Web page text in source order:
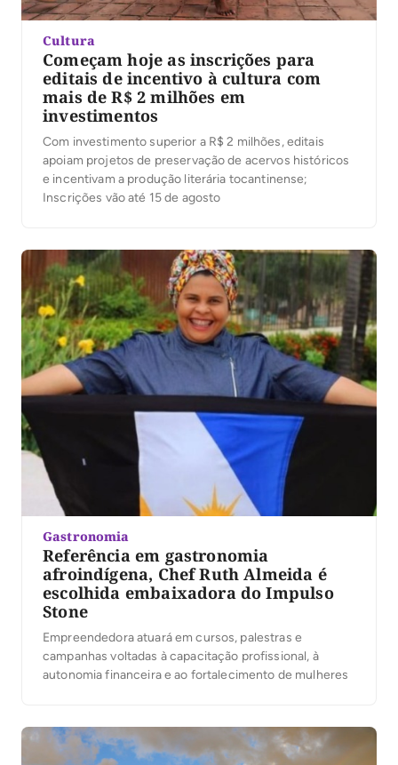
Cultura
Começam hoje as inscrições para
editais de incentivo à cultura com
mais de R$ 2 milhões em
investimentos
Com investimento superior a R$ 2 milhões, editais
apoiam projetos de preservação de acervos históricos
e incentivam a produção literária tocantinense;
Inscrições vão até 15 de agosto
Gastronomia
Referência em gastronomia
afroindígena, Chef Ruth Almeida é
escolhida embaixadora do Impulso
Stone
Empreendedora atuará em cursos, palestras e
campanhas voltadas à capacitação profissional, à
autonomia financeira e ao fortalecimento de mulheres